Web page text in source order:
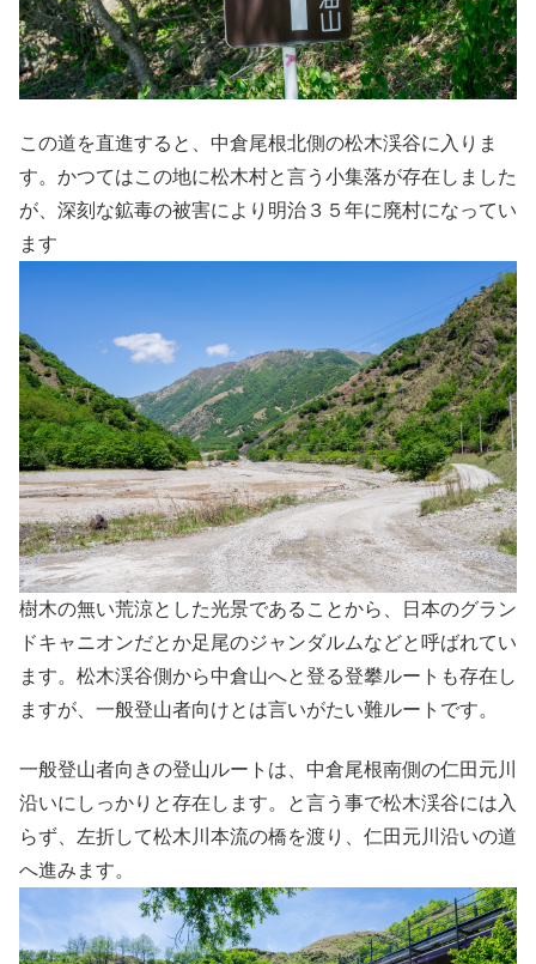
この道を直進すると、中倉尾根北側の松木渓谷に入りま
す。かつてはこの地に松木村と言う小集落が存在しました
が、深刻な鉱毒の被害により明治３５年に廃村になってい
ます
樹木の無い荒涼とした光景であることから、日本のグラン
ドキャニオンだとか足尾のジャンダルムなどと呼ばれてい
ます。松木渓谷側から中倉山へと登る登攀ルートも存在し
ますが、一般登山者向けとは言いがたい難ルートです。
一般登山者向きの登山ルートは、中倉尾根南側の仁田元川
沿いにしっかりと存在します。と言う事で松木渓谷には入
らず、左折して松木川本流の橋を渡り、仁田元川沿いの道
へ進みます。